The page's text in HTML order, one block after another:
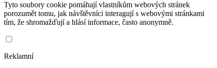
Tyto soubory cookie pomáhají vlastníkům webových stránek
porozumět tomu, jak návštěvníci interagují s webovými stránkami
tím, že shromažďují a hlásí informace, často anonymně.
Reklamní